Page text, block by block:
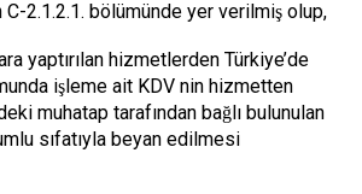
2.1.2.1. bölümünde yer verilmiş olup,
yaptırılan hizmetlerden Türkiye’de
işleme ait KDV nin hizmetten
muhatap tarafından bağlı bulunulan
sıfatıyla beyan edilmesi